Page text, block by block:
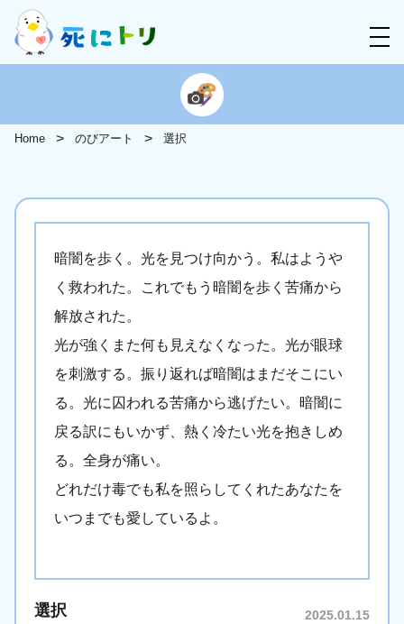
Home のびアート 選択
暗闇を歩く。光を見つけ向かう。私はようや
く救われた。これでもう暗闇を歩く苦痛から
解放された。
光が強くまた何も見えなくなった。光が眼球
を刺激する。振り返れば暗闇はまだそこにい
る。光に囚われる苦痛から逃げたい。暗闇に
戻る訳にもいかず、熱く冷たい光を抱きしめ
る。全身が痛い。
どれだけ毒でも私を照らしてくれたあなたを
いつまでも愛しているよ。
選択 2025.01.15